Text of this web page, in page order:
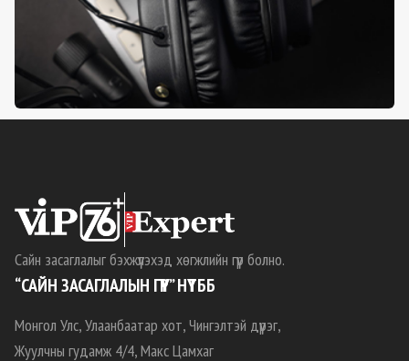
Сайн засаглалыг бэхжүүлэхэд хөгжлийн гүүр болно.
“САЙН ЗАСАГЛАЛЫН ГҮҮР” НҮТББ
Монгол Улс, Улаанбаатар хот, Чингэлтэй дүүрэг,
Жуулчны гудамж 4/4, Макс Цамхаг